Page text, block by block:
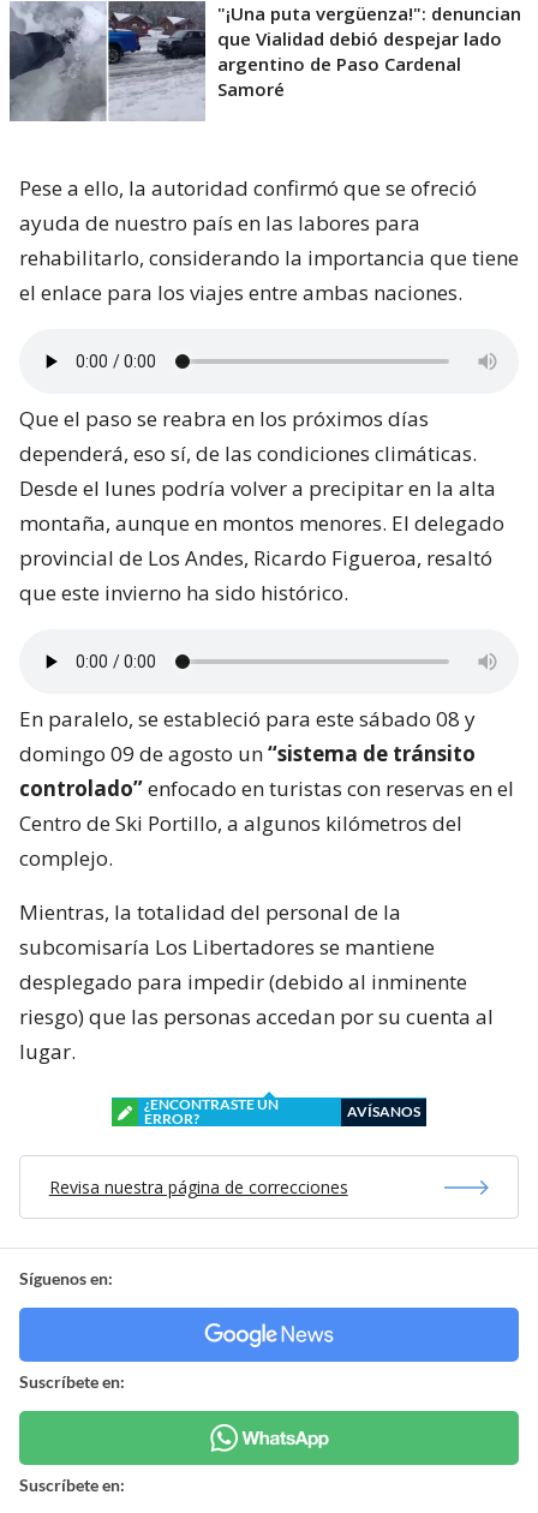
"¡Una puta vergüenza!": denuncian
que Vialidad debió despejar lado
argentino de Paso Cardenal
Samoré
Pese a ello, la autoridad confirmó que se ofreció
ayuda de nuestro país en las labores para
rehabilitarlo, considerando la importancia que tiene
el enlace para los viajes entre ambas naciones.
Que el paso se reabra en los próximos días
dependerá, eso sí, de las condiciones climáticas.
Desde el lunes podría volver a precipitar en la alta
montaña, aunque en montos menores. El delegado
provincial de Los Andes, Ricardo Figueroa, resaltó
que este invierno ha sido histórico.
En paralelo, se estableció para este sábado 08 y
domingo 09 de agosto un“sistema de tránsito
controlado”enfocado en turistas con reservas en el
Centro de Ski Portillo, a algunos kilómetros del
complejo.
Mientras, la totalidad del personal de la
subcomisaría Los Libertadores se mantiene
desplegado para impedir (debido al inminente
riesgo) que las personas accedan por su cuenta al
lugar.
¿ENCONTRASTE UN
ERROR?
AVÍSANOS
Revisa nuestra página de correcciones
Síguenos en:
Suscríbete en:
Suscríbete en: